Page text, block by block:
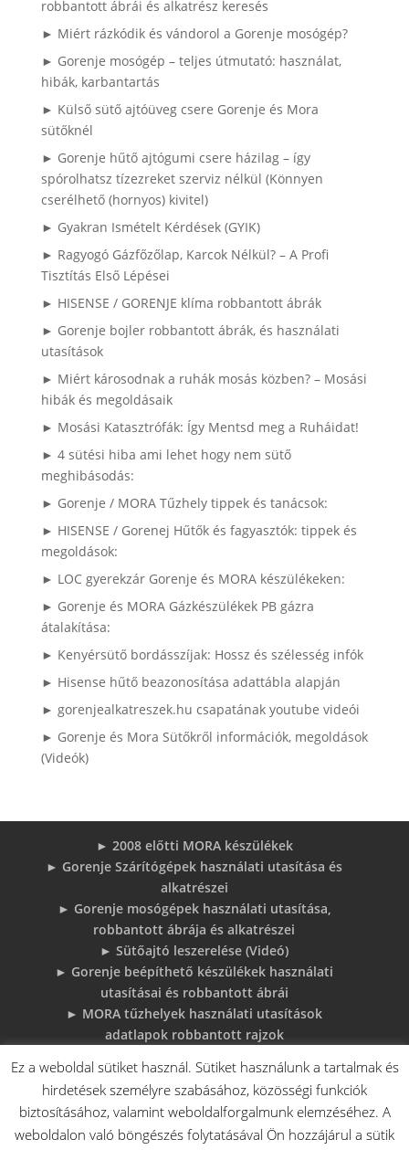
robbantott ábrái és alkatrész keresés
► Miért rázkódik és vándorol a Gorenje mosógép?
► Gorenje mosógép – teljes útmutató: használat,
hibák, karbantartás
► Külső sütő ajtóüveg csere Gorenje és Mora
sütőknél
► Gorenje hűtő ajtógumi csere házilag – így
spórolhatsz tízezreket szerviz nélkül (Könnyen
cserélhető (hornyos) kivitel)
► Gyakran Ismételt Kérdések (GYIK)
► Ragyogó Gázfőzőlap, Karcok Nélkül? – A Profi
Tisztítás Első Lépései
► HISENSE / GORENJE klíma robbantott ábrák
► Gorenje bojler robbantott ábrák, és használati
utasítások
► Miért károsodnak a ruhák mosás közben? – Mosási
hibák és megoldásaik
► Mosási Katasztrófák: Így Mentsd meg a Ruháidat!
► 4 sütési hiba ami lehet hogy nem sütő
meghibásodás:
► Gorenje / MORA Tűzhely tippek és tanácsok:
► HISENSE / Gorenej Hűtők és fagyasztók: tippek és
megoldások:
► LOC gyerekzár Gorenje és MORA készülékeken:
► Gorenje és MORA Gázkészülékek PB gázra
átalakítása:
► Kenyérsütő bordásszíjak: Hossz és szélesség infók
► Hisense hűtő beazonosítása adattábla alapján
► gorenjealkatreszek.hu csapatának youtube videói
► Gorenje és Mora Sütőkről információk, megoldások
(Videók)
► 2008 előtti MORA készülékek
► Gorenje Szárítógépek használati utasítása és
alkatrészei
► Gorenje mosógépek használati utasítása,
robbantott ábrája és alkatrészei
► Sütőajtó leszerelése (Videó)
► Gorenje beépíthető készülékek használati
utasításai és robbantott ábrái
► MORA tűzhelyek használati utasítások
adatlapok robbantott rajzok
megoldások
► 6 gyakori sütő hiba, és megoldások
♦Gorenje Háztartásigépek adattábláiról:
Ez a weboldal sütiket használ. Sütiket használunk a tartalmak és
hirdetések személyre szabásához, közösségi funkciók
biztosításához, valamint weboldalforgalmunk elemzéséhez. A
weboldalon való böngészés folytatásával Ön hozzájárul a sütik